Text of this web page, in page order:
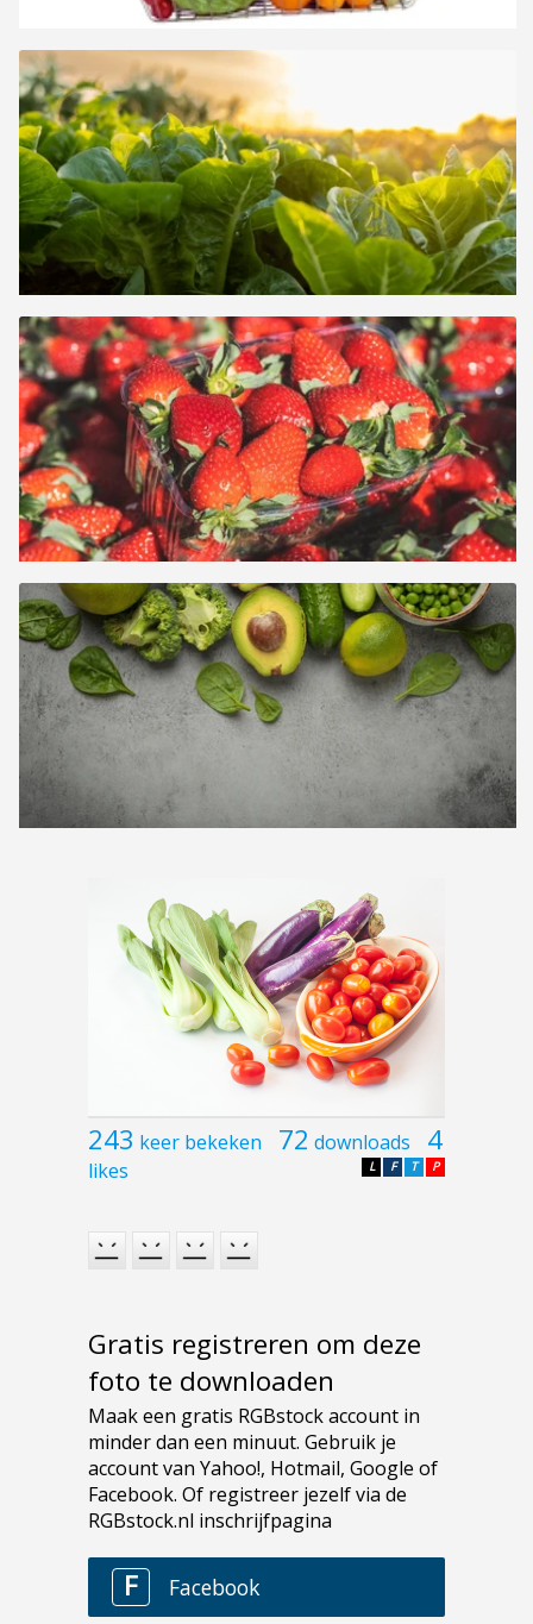
243 keer bekeken 72 downloads 4
likes P
T
F
L
Gratis registreren om deze
foto te downloaden